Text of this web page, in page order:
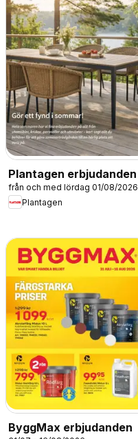
Plantagen erbjudanden
från och med lördag 01/08/2026
Plantagen
ByggMax erbjudanden